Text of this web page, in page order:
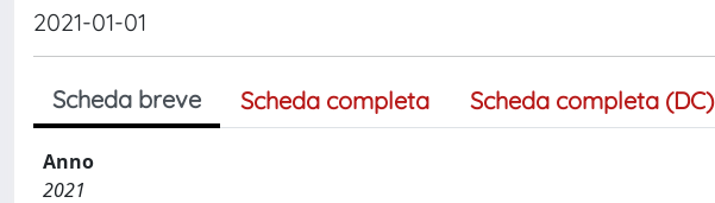
2021-01-01
Scheda breve Scheda completa Scheda completa (DC)
Anno
2021